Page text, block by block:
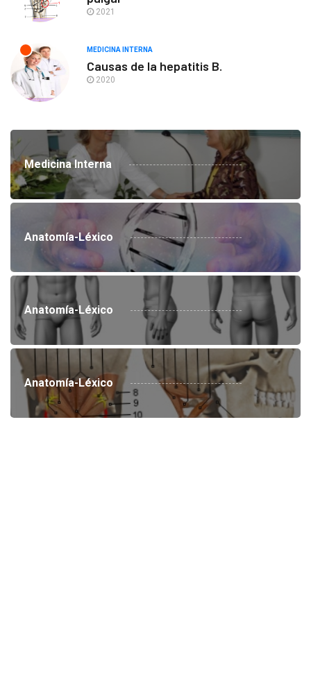
2021
MEDICINA INTERNA
Causas de la hepatitis B.
2020
Medicina Interna
Anatomía-Léxico
Anatomía-Léxico
Anatomía-Léxico